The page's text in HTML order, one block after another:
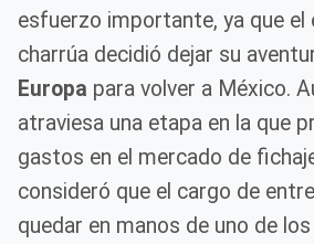
esfuerzo importante, ya que
charrúa decidió dejar su
Europa para volver a México.
atraviesa una etapa en la que
gastos en el mercado de
consideró que el cargo de
quedar en manos de uno de